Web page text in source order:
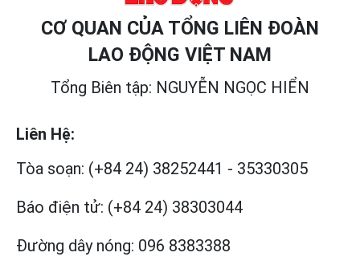
CƠ QUAN CỦA TỔNG LIÊN ĐOÀN
LAO ĐỘNG VIỆT NAM
Tổng Biên tập: NGUYỄN NGỌC HIỂN
Liên Hệ:
Tòa soạn: (+84 24) 38252441 - 35330305
Báo điện tử: (+84 24) 38303044
Đường dây nóng: 096 8383388